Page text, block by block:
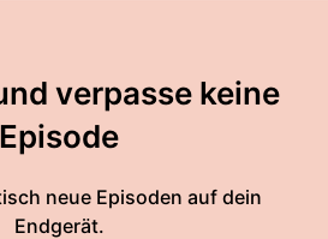
verpasse keine
Episode
neue Episoden auf dein
Endgerät.